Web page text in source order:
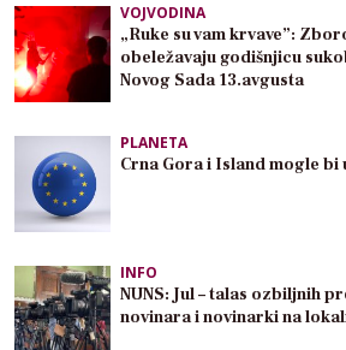
VOJVODINA
„Ruke su vam krvave”:
obeležavaju godišnjicu
Novog Sada 13.avgusta
PLANETA
Crna Gora i Island mogle bi
INFO
NUNS: Jul – talas ozbiljnih
novinara i novinarki na